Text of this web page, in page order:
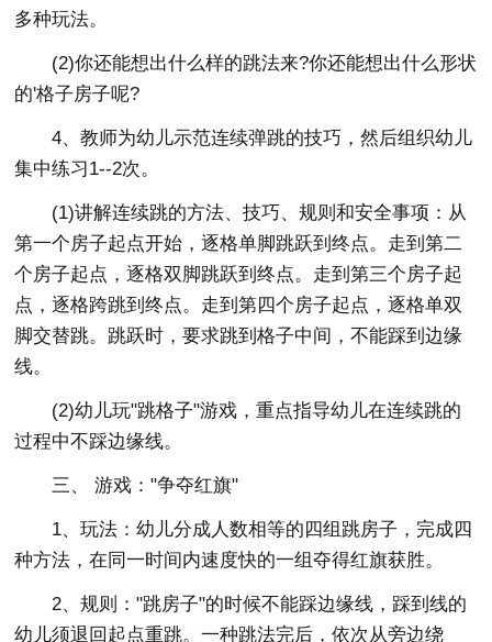
多种玩法。
(2)你还能想出什么样的跳法来?你还能想出什么形状
的'格子房子呢?
4、教师为幼儿示范连续弹跳的技巧，然后组织幼儿
集中练习1--2次。
(1)讲解连续跳的方法、技巧、规则和安全事项：从
第一个房子起点开始，逐格单脚跳跃到终点。走到第二
个房子起点，逐格双脚跳跃到终点。走到第三个房子起
点，逐格跨跳到终点。走到第四个房子起点，逐格单双
脚交替跳。跳跃时，要求跳到格子中间，不能踩到边缘
线。
(2)幼儿玩"跳格子"游戏，重点指导幼儿在连续跳的
过程中不踩边缘线。
三、 游戏："争夺红旗"
1、玩法：幼儿分成人数相等的四组跳房子，完成四
种方法，在同一时间内速度快的一组夺得红旗获胜。
2、规则："跳房子"的时候不能踩边缘线，踩到线的
幼儿须退回起点重跳。一种跳法完后，依次从旁边绕